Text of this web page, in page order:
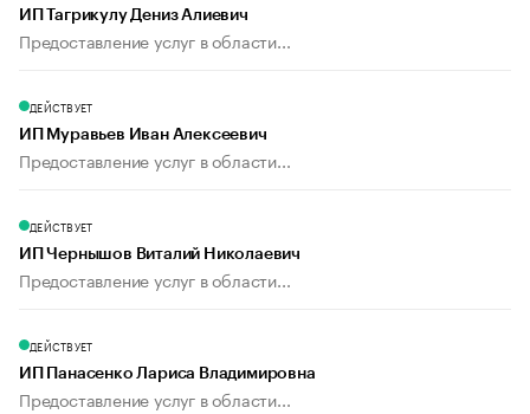
ИП Тагрикулу Дениз Алиевич
Предоставление услуг в области...
ДЕЙСТВУЕТ
ИП Муравьев Иван Алексеевич
Предоставление услуг в области...
ДЕЙСТВУЕТ
ИП Чернышов Виталий Николаевич
Предоставление услуг в области...
ДЕЙСТВУЕТ
ИП Панасенко Лариса Владимировна
Предоставление услуг в области...